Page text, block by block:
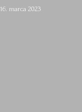
16. marca 2023